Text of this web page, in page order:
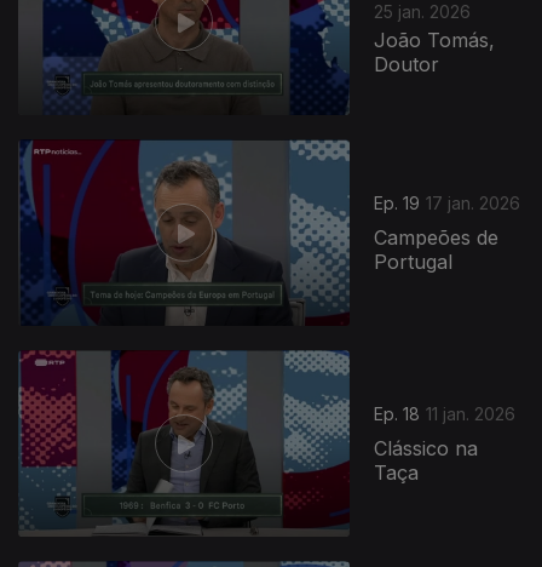
25 jan. 2026
João Tomás,
Doutor
Ep. 19 17 jan. 2026
Campeões de
Portugal
Ep. 18 11 jan. 2026
Clássico na
Taça